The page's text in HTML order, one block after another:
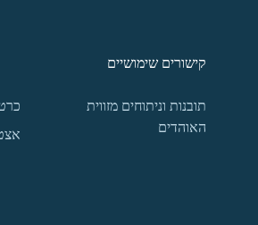
קישורים שימושיים
תובנות וניתוחים מזווית
האוהדים